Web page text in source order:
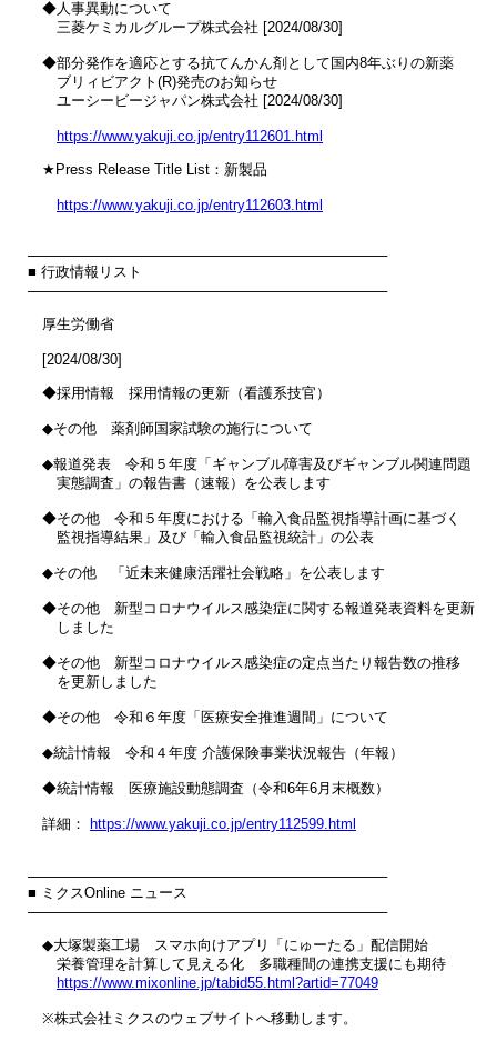
◆人事異動について
三菱ケミカルグループ株式会社 [2024/08/30]
◆部分発作を適応とする抗てんかん剤として国内8年ぶりの新薬
ブリィビアクト(R)発売のお知らせ
ユーシービージャパン株式会社 [2024/08/30]
https://www.yakuji.co.jp/entry112601.html
★Press Release Title List：新製品
https://www.yakuji.co.jp/entry112603.html
────────────────────────────────────
■ 行政情報リスト
────────────────────────────────────
厚生労働省
[2024/08/30]
◆採用情報　採用情報の更新（看護系技官）
◆その他　薬剤師国家試験の施行について
◆報道発表　令和５年度「ギャンブル障害及びギャンブル関連問題
実態調査」の報告書（速報）を公表します
◆その他　令和５年度における「輸入食品監視指導計画に基づく
監視指導結果」及び「輸入食品監視統計」の公表
◆その他　「近未来健康活躍社会戦略」を公表します
◆その他　新型コロナウイルス感染症に関する報道発表資料を更新
しました
◆その他　新型コロナウイルス感染症の定点当たり報告数の推移
を更新しました
◆その他　令和６年度「医療安全推進週間」について
◆統計情報　令和４年度 介護保険事業状況報告（年報）
◆統計情報　医療施設動態調査（令和6年6月末概数）
詳細： https://www.yakuji.co.jp/entry112599.html
────────────────────────────────────
■ ミクスOnline ニュース
────────────────────────────────────
◆大塚製薬工場　スマホ向けアプリ「にゅーたる」配信開始
栄養管理を計算して見える化　多職種間の連携支援にも期待
https://www.mixonline.jp/tabid55.html?artid=77049
※株式会社ミクスのウェブサイトへ移動します。